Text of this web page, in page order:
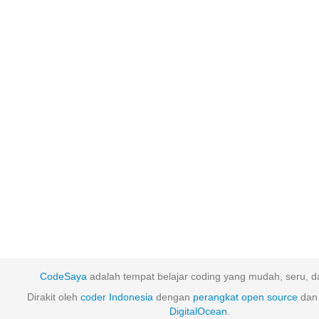
CodeSaya adalah tempat belajar coding yang mudah, seru,
Dirakit oleh coder Indonesia dengan perangkat open source
DigitalOcean